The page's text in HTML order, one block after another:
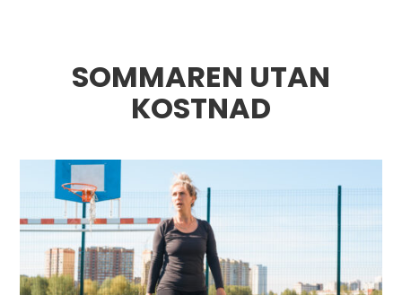
SOMMAREN UTAN
KOSTNAD